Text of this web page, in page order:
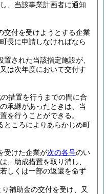
、当該事業計画者に通知
交付を受けようとする企業
長に申請しなければなら
された当該指定施設が、
は次年度において交付す
措置を行うまでの間に合
承継があったときは、当
を行うことができる。
ところによりあらかじめ町
受けた企業が次の各号のい
、助成措置を取り消し、
しくは一部の返還を命ず
補助金の交付を受け、又